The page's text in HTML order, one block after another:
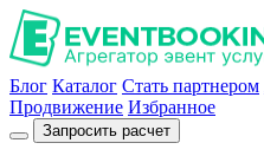
Блог Каталог Стать партнером
Продвижение Избранное
Запросить расчет